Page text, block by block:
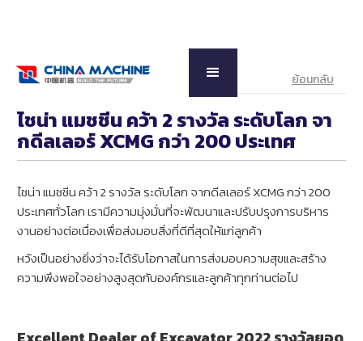
ย้อนกลับ
ไชน่า แมชชีน คว้า 2 รางวัล ระดับโลก จา
กดีลเลอร์ XCMG กว่า 200 ประเทศ
ไชน่า แมชชีน คว้า 2 รางวัล ระดับโลก จากดีลเลอร์ XCMG กว่า 200
ประเทศทั่วโลก เรามีความมุ่งมั่นที่จะพัฒนาและปรับปรุงการบริหาร
งานอย่างต่อเนื่องเพื่อส่งมอบสิ่งที่ดีที่สุดให้แก่ลูกค้า
หวังเป็นอย่างยิ่งว่าจะได้รับโอกาสในการส่งมอบความสุขและสร้าง
ความพึงพอใจอย่างสูงสุดกับองค์กรและลูกค้าทุกท่านต่อไป